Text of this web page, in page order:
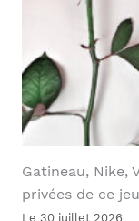
Gatineau, Nike,
privées de ce
Le 30 juillet 2026